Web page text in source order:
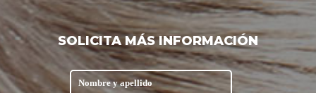
SOLICITA MÁS INFORMACIÓN